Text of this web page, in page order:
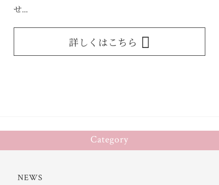
せ...
詳しくはこちら
Category
NEWS